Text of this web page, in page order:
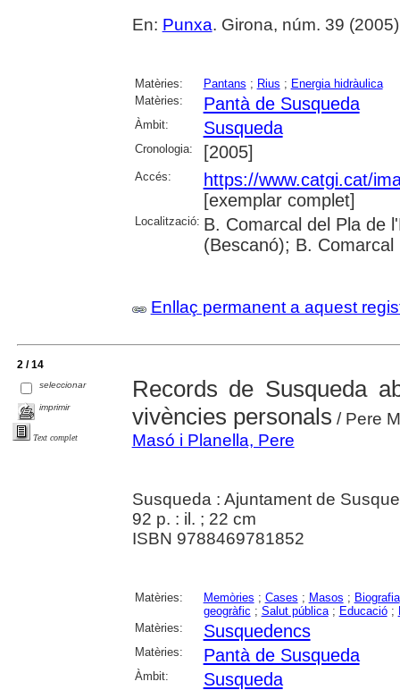
En: Punxa. Girona, núm. 39
Matèries: Pantans ; Rius ; Energia hidràulica
Matèries:
Pantà de Susqueda
Àmbit: Susqueda
Cronologia: [2005]
Accés:
https://www.catgi.cat/
[exemplar complet]
Localització: B. Comarcal del Pla de
(Bescanó); B.
Enllaç permanent a aquest
2 / 14
seleccionar
imprimir
Text complet
Records de Susqueda
vivències personals / Pere
Masó i Planella, Pere
Susqueda : Ajuntament de
92 p. : il. ; 22 cm
ISBN 9788469781852
Matèries: Memòries ; Cases ; Masos ; Biografia
geogràfic ; Salut pública; Educació;
Matèries:
Susquedencs
Matèries: Pantà de Susqueda
Àmbit: Susqueda